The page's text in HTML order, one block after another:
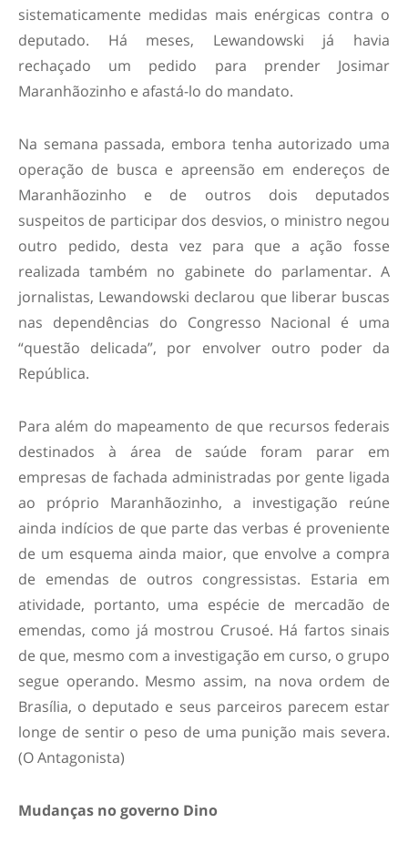
sistematicamente medidas mais enérgicas contra o
deputado. Há meses, Lewandowski já havia
rechaçado um pedido para prender Josimar
Maranhãozinho e afastá-lo do mandato.
Na semana passada, embora tenha autorizado uma
operação de busca e apreensão em endereços de
Maranhãozinho e de outros dois deputados
suspeitos de participar dos desvios, o ministro negou
outro pedido, desta vez para que a ação fosse
realizada também no gabinete do parlamentar. A
jornalistas, Lewandowski declarou que liberar buscas
nas dependências do Congresso Nacional é uma
“questão delicada”, por envolver outro poder da
República.
Para além do mapeamento de que recursos federais
destinados à área de saúde foram parar em
empresas de fachada administradas por gente ligada
ao próprio Maranhãozinho, a investigação reúne
ainda indícios de que parte das verbas é proveniente
de um esquema ainda maior, que envolve a compra
de emendas de outros congressistas. Estaria em
atividade, portanto, uma espécie de mercadão de
emendas, como já mostrou Crusoé. Há fartos sinais
de que, mesmo com a investigação em curso, o grupo
segue operando. Mesmo assim, na nova ordem de
Brasília, o deputado e seus parceiros parecem estar
longe de sentir o peso de uma punição mais severa.
(O Antagonista)
Mudanças no governo Dino